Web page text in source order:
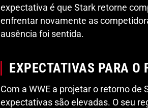
expectativa é que Stark retorne
enfrentar novamente as
ausência foi sentida.
EXPECTATIVAS PARA O
Com a WWE a projetar o retorno de
expectativas são elevadas. O seu